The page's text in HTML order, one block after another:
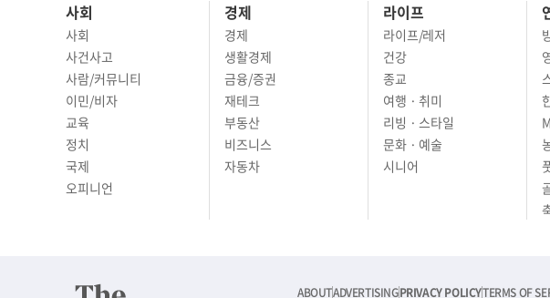
사회
사회
사건사고
사람/커뮤니티
이민/비자
교육
정치
국제
오피니언
경제
경제
생활경제
금융/증권
재테크
부동산
비즈니스
자동차
라이프
라이프/레저
건강
종교
여행 · 취미
리빙 · 스타일
문화 · 예술
시니어
ABOUTADVERTISINGPRIVACY POLICYTERMS OF